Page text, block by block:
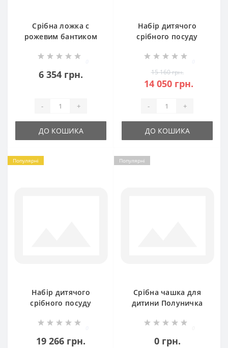
Срібна ложка с
рожевим бантиком
6 354 грн.
- +
ДО КОШИКА
Набір дитячого
срібного посуду
(ложка+виделка)
БР-129119
15 160 грн.
14 050 грн.
- +
ДО КОШИКА
Популярні
Набір дитячого
срібного посуду
(ложка+виделка)
19 266 грн.
Популярні
Срібна чашка для
дитини Полуничка
0 грн.